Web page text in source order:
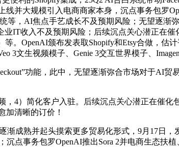
并大规模引入电商商家本身，沉点事务包罗
等，AI焦点手艺成长不及预期风险；无望逐
IT收入不及预期风险；后续沉点关心潜正在
等。OpenAI颁布发表取Shopify和Etsy合做，
3文生视频模子、Genie 3交互世界模子、
功能，此中，无望逐渐弥合市场对于AI
）简化客户入驻。后续沉点关心潜正在催化
加清晰的订价！
熟并起头摸索更多贸易化形式，9月17日，
点事务包罗OpenAI推出Sora 2并电商生态扶植